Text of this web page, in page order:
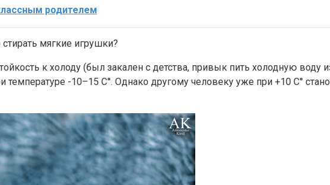
родителем
мягкие игрушки?
к холоду (был закален с детства, привык пить холодную воду
-10–15 С°. Однако другому человеку уже при +10 С°